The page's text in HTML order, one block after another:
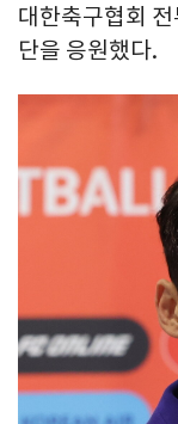
대한축구협회
단을 응원했다.